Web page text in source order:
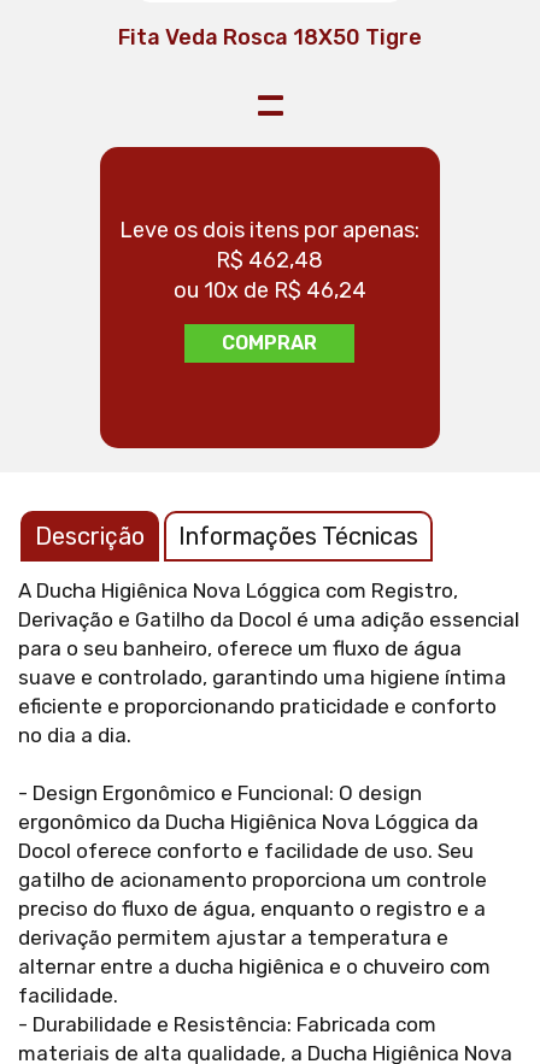
Fita Veda Rosca 18X50 Tigre
=
Leve os dois itens por apenas:
R$ 462,48
ou 10x de R$ 46,24
COMPRAR
Descrição Informações Técnicas
A Ducha Higiênica Nova Lóggica com Registro,
Derivação e Gatilho da Docol é uma adição essencial
para o seu banheiro, oferece um fluxo de água
suave e controlado, garantindo uma higiene íntima
eficiente e proporcionando praticidade e conforto
no dia a dia.
- Design Ergonômico e Funcional: O design
ergonômico da Ducha Higiênica Nova Lóggica da
Docol oferece conforto e facilidade de uso. Seu
gatilho de acionamento proporciona um controle
preciso do fluxo de água, enquanto o registro e a
derivação permitem ajustar a temperatura e
alternar entre a ducha higiênica e o chuveiro com
facilidade.
- Durabilidade e Resistência: Fabricada com
materiais de alta qualidade, a Ducha Higiênica Nova